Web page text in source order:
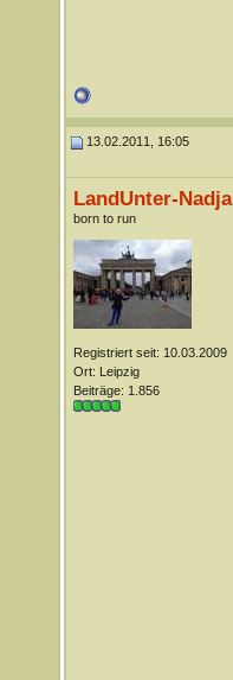
13.02.2011, 16:05
LandUnter-Nadja
born to run
Registriert seit: 10.03.2009
Ort: Leipzig
Beiträge: 1.856